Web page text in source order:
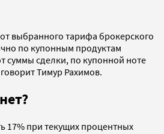
выбранного тарифа брокерского
по купонным продуктам
суммы сделки, по купонной ноте
Тимур Рахимов.
17% при текущих процентных